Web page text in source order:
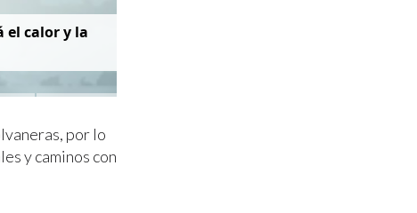
el calor y la
por lo
y caminos con